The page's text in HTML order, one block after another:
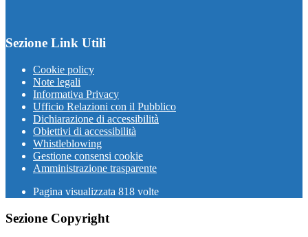
Sezione Link Utili
Cookie policy
Note legali
Informativa Privacy
Ufficio Relazioni con il Pubblico
Dichiarazione di accessibilità
Obiettivi di accessibilità
Whistleblowing
Gestione consensi cookie
Amministrazione trasparente
Pagina visualizzata 818 volte
Sezione Copyright